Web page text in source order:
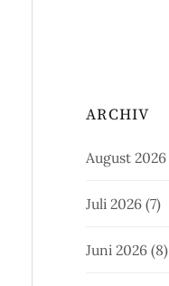
ARCHIV
August 2026
Juli 2026 (7)
Juni 2026 (8)